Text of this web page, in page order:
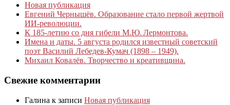
Новая публикация
Евгений Чернышёв. Образование стало первой жертвой
ИИ-революции.
К 185‑летию со дня гибели М.Ю. Лермонтова.
Имена и даты. 5 августа родился известный советский
поэт Василий Лебедев-Кумач (1898 – 1949).
Михаил Ковалёв. Творчество и креативщина.
Свежие комментарии
Галина к записи Новая публикация